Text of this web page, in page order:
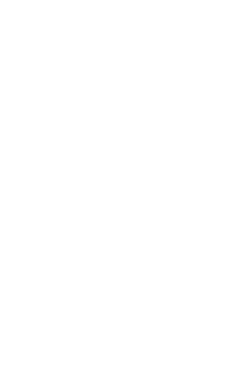
garantovať.
view: